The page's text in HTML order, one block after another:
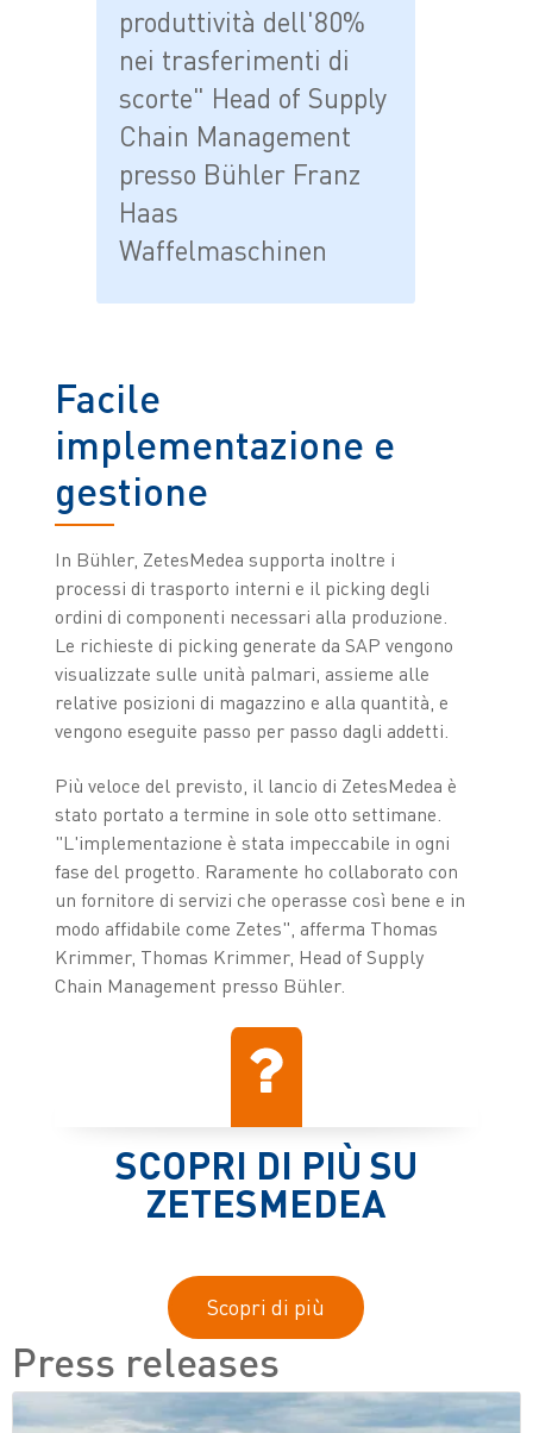
produttività dell'80%
nei trasferimenti di
scorte" Head of Supply
Chain Management
presso Bühler Franz
Haas
Waffelmaschinen
Facile
implementazione e
gestione
In Bühler, ZetesMedea supporta inoltre i
processi di trasporto interni e il picking degli
ordini di componenti necessari alla produzione.
Le richieste di picking generate da SAP vengono
visualizzate sulle unità palmari, assieme alle
relative posizioni di magazzino e alla quantità, e
vengono eseguite passo per passo dagli addetti.
Più veloce del previsto, il lancio di ZetesMedea è
stato portato a termine in sole otto settimane.
"L'implementazione è stata impeccabile in ogni
fase del progetto. Raramente ho collaborato con
un fornitore di servizi che operasse così bene e in
modo affidabile come Zetes", afferma Thomas
Krimmer, Thomas Krimmer, Head of Supply
Chain Management presso Bühler.
SCOPRI DI PIÙ SU
ZETESMEDEA
Scopri di più
Press releases